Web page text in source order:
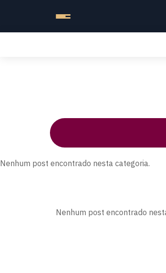
Nenhum post encontrado nesta categoria.
Nenhum post encontrado